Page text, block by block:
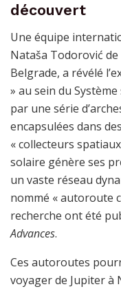
découvert
Une équipe
Nataša Todorović
Belgrade, a révélé
» au sein du
par une série
encapsulées dans
« collecteurs
solaire génère ses
un vaste réseau
nommé « autoroute
recherche ont été
Advances.
Ces autoroutes
voyager de Jupiter à